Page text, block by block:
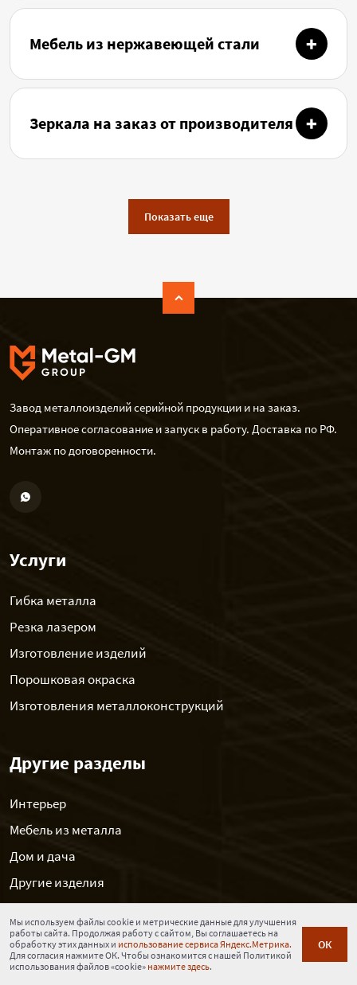
Мебель из нержавеющей стали
Зеркала на заказ от производителя
Показать еще
Завод металлоизделий серийной продукции и на заказ.
Оперативное согласование и запуск в работу. Доставка по РФ.
Монтаж по договоренности.
Услуги
Гибка металла
Резка лазером
Изготовление изделий
Порошковая окраска
Изготовления металлоконструкций
Другие разделы
Интерьер
Мебель из металла
Дом и дача
Другие изделия
Новости
Контакты
Мы используем файлы cookie и метрические данные для улучшения
работы сайта. Продолжая работу с сайтом, Вы соглашаетесь на
обработку этих данных и использование сервиса Яндекс.Метрика.
Для согласия нажмите ОК. Чтобы ознакомится с нашей Политикой
использования файлов «cookie» нажмите здесь.
ОК